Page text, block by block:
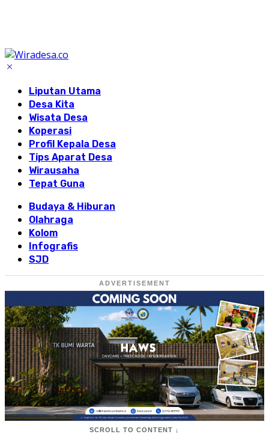
Liputan Utama
Desa Kita
Wisata Desa
Koperasi
Profil Kepala Desa
Tips Aparat Desa
Wirausaha
Tepat Guna
Budaya & Hiburan
Olahraga
Kolom
Infografis
SJD
ADVERTISEMENT
SCROLL TO CONTENT ↓